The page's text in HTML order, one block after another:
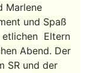
Marlene
und Spaß
etlichen Eltern
Abend. Der
SR und der